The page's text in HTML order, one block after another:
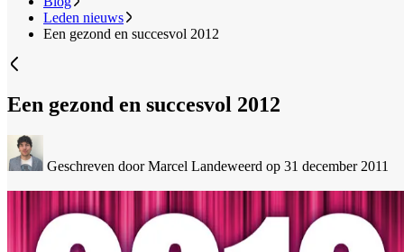
Leden nieuws
Een gezond en succesvol 2012
Een gezond en succesvol 2012
Geschreven door Marcel Landeweerd op 31 december 2011